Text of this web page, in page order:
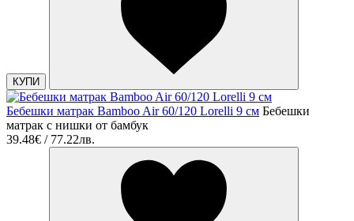
КУПИ
Бебешки матрак Bamboo Air 60/120 Lorelli 9 см Бебешки
матрак с нишки от бамбук
39.48€ / 77.22лв.